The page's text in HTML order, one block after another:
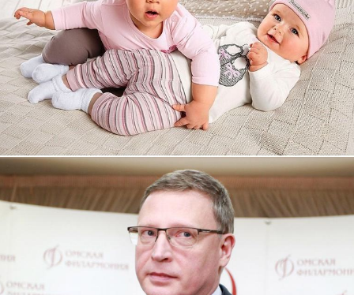
Увеличили выручку интернет-
магазину topdatop.ru на 25%!
Смотреть проект
Сайт кандидата в губернаторы